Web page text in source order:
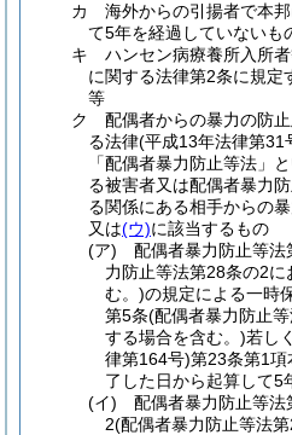
カ
海外からの引揚者で本
て5年を経過していないも
キ
ハンセン病療養所入所
に関する法律第2条に規定
等
ク
配偶者からの暴力の防
る法律(平成13年法律第31
「配偶者暴力防止等法」
る被害者又は配偶者暴力
る関係にある相手からの暴
又は(ウ)に該当するもの
(ア)
配偶者暴力防止等
力防止等法第28条の2
む。)の規定による一時
第5条(配偶者暴力防止
する場合を含む。)若し
律第164号)第23条第1項
了した日から起算して5
(イ)
配偶者暴力防止等
2(配偶者暴力防止等法